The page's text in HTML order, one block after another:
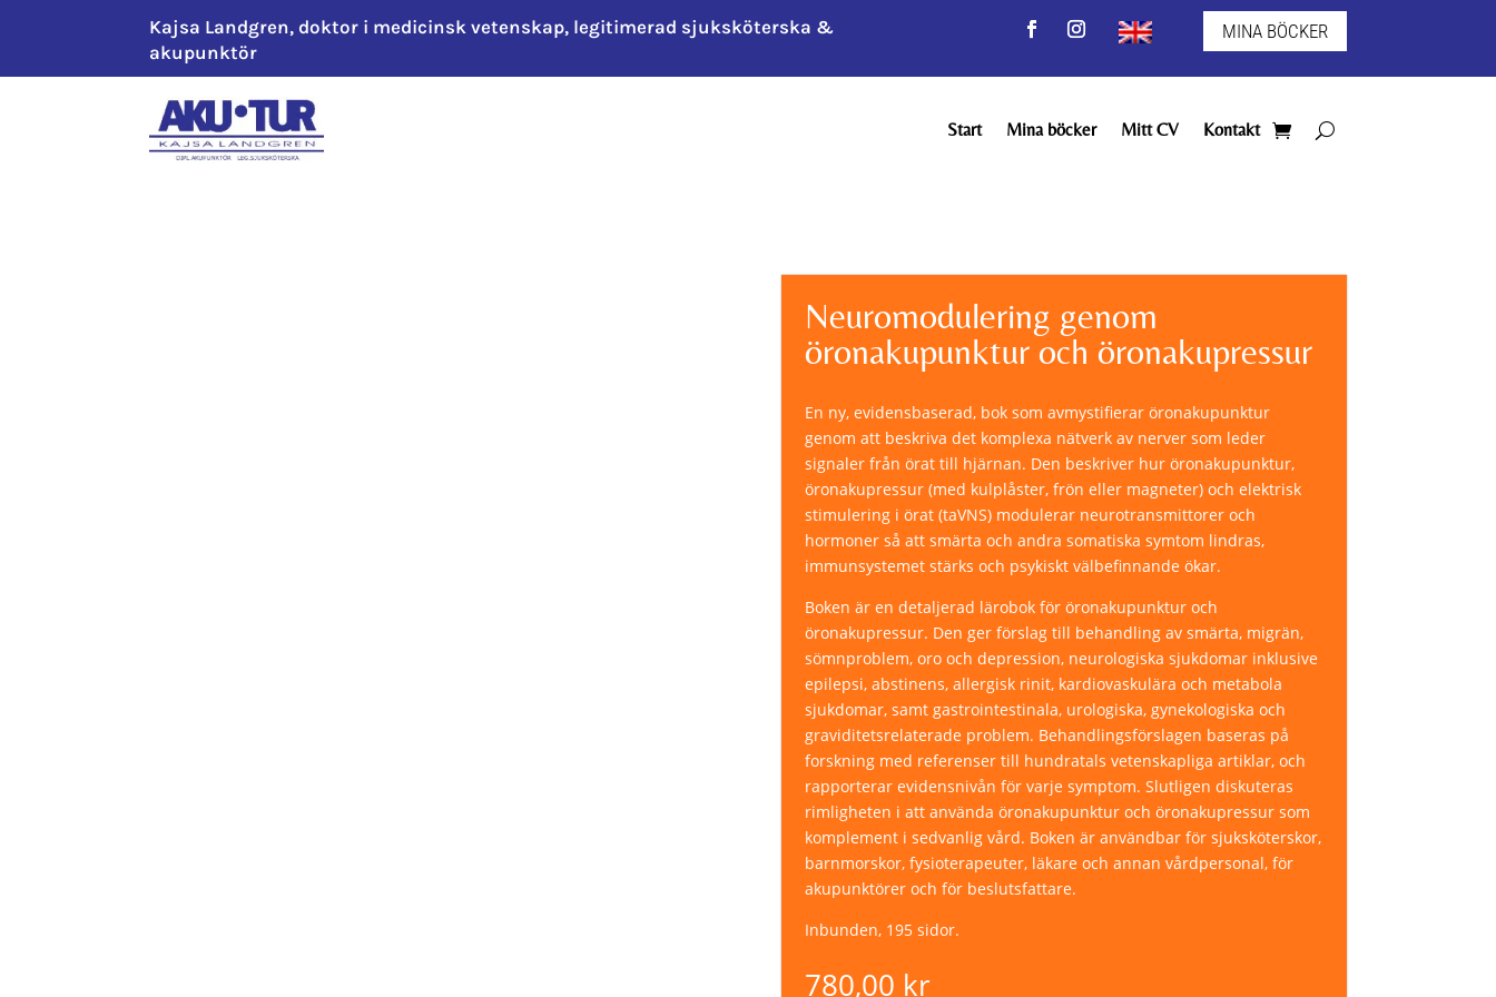
Kajsa Landgren, doktor i medicinsk vetenskap, legitimerad sjuksköterska &
akupunktör
MINA BÖCKER
Start Mina böcker Mitt CV Kontakt
Neuromodulering genom
öronakupunktur och öronakupressur
En ny, evidensbaserad, bok som avmystifierar öronakupunktur
genom att beskriva det komplexa nätverk av nerver som leder
signaler från örat till hjärnan. Den beskriver hur öronakupunktur,
öronakupressur (med kulplåster, frön eller magneter) och elektrisk
stimulering i örat (taVNS) modulerar neurotransmittorer och
hormoner så att smärta och andra somatiska symtom lindras,
immunsystemet stärks och psykiskt välbefinnande ökar.
Boken är en detaljerad lärobok för öronakupunktur och
öronakupressur. Den ger förslag till behandling av smärta, migrän,
sömnproblem, oro och depression, neurologiska sjukdomar inklusive
epilepsi, abstinens, allergisk rinit, kardiovaskulära och metabola
sjukdomar, samt gastrointestinala, urologiska, gynekologiska och
graviditetsrelaterade problem. Behandlingsförslagen baseras på
forskning med referenser till hundratals vetenskapliga artiklar, och
rapporterar evidensnivån för varje symptom. Slutligen diskuteras
rimligheten i att använda öronakupunktur och öronakupressur som
komplement i sedvanlig vård. Boken är användbar för sjuksköterskor,
barnmorskor, fysioterapeuter, läkare och annan vårdpersonal, för
akupunktörer och för beslutsfattare.
Inbunden, 195 sidor.
780,00 kr